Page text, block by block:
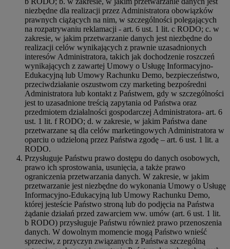
niezbędne dla realizacji przez Administratora obowiązków
prawnych ciążących na nim, w szczególności polegających
na rozpatrywaniu reklamacji - art. 6 ust. 1 lit. c RODO; c. w
zakresie, w jakim przetwarzanie danych jest niezbędne do
realizacji celów wynikających z prawnie uzasadnionych
interesów Administratora, takich jak dochodzenie roszczeń
wynikających z zawartej Umowy o Usługę Informacyjno-
Edukacyjną lub Umowy Rachunku Demo, bezpieczeństwo,
przeciwdziałanie oszustwom czy marketing bezpośredni
Administratora lub kontakt z Państwem, gdy w szczególności
jest to uzasadnione treścią zapytania od Państwa oraz
przedmiotem działalności gospodarczej Administratora- art. 6
ust. 1 lit. f RODO; d. w zakresie, w jakim Państwa dane
przetwarzane są dla celów marketingowych Administratora w
oparciu o udzieloną przez Państwa zgodę – art. 6 ust. 1 lit. a
RODO.
Przysługuje Państwu prawo dostępu do danych osobowych,
prawo ich sprostowania, usunięcia, a także prawo
ograniczenia przetwarzania danych. W zakresie, w jakim
przetwarzanie jest niezbędne do wykonania Umowy o Usługę
Informacyjno-Edukacyjną lub Umowy Rachunku Demo,
której jesteście Państwo stroną lub do podjęcia na Państwa
żądanie działań przed zawarciem ww. umów (art. 6 ust. 1 lit.
b RODO) przysługuje Państwu również prawo przenoszenia
danych. W dowolnym momencie mogą Państwo wnieść
sprzeciw, z przyczyn związanych z Państwa szczególną